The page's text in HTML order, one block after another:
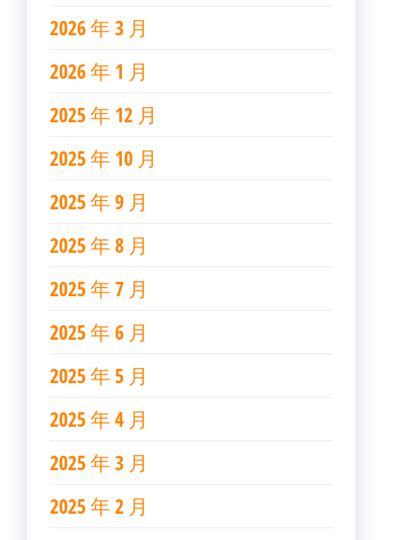
2026 年 3 月
2026 年 1 月
2025 年 12 月
2025 年 10 月
2025 年 9 月
2025 年 8 月
2025 年 7 月
2025 年 6 月
2025 年 5 月
2025 年 4 月
2025 年 3 月
2025 年 2 月